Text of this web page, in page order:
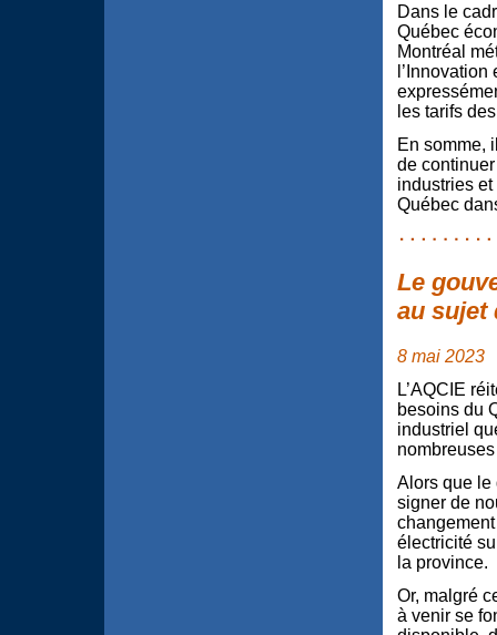
Dans le
Québec
Montréal
les tarifs
En somme,
de
industries
Québec
Le
au sujet
8 mai 2023
L’AQCIE
besoins du
industriel
Alors que le
signer de
électricité
la province.
Or, malgré
à venir se